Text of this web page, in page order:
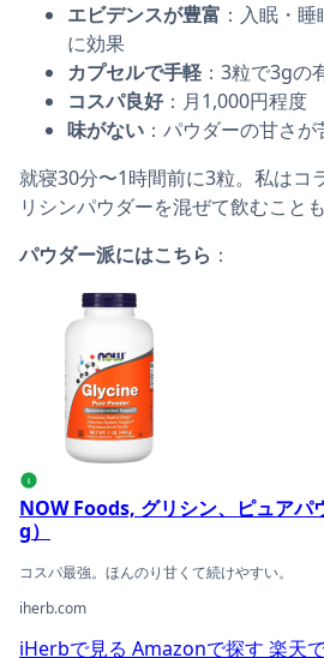
エビデンスが豊富 ：入眠・
に効果
カプセルで手軽 ：3粒で3gの
コスパ良好：月1,000円程度
味がない ：パウダーの甘さ
就寝30分〜1時間前に3粒。私はコ
リシンパウダーを混ぜて飲むことも
パウダー派にはこちら ：
NOW Foods, グリシン、ピュア
i
NOW Foods, グリシン、ピュアパ
g）
コスパ最強。ほんのり甘くて続けやすい。
iherb.com
iHerbで見る Amazonで探す 楽天